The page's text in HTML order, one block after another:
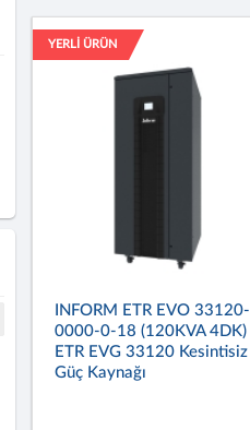
YERLİ ÜRÜN
INFORM ETR EVO 33120-
0000-0-18 (120KVA 4DK)
ETR EVG 33120 Kesintisiz
Güç Kaynağı